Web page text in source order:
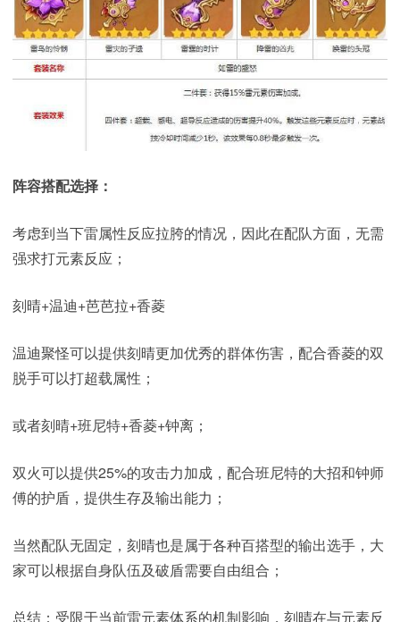
阵容搭配选择：
考虑到当下雷属性反应拉胯的情况，因此在配队方面，无需
强求打元素反应；
刻晴+温迪+芭芭拉+香菱
温迪聚怪可以提供刻晴更加优秀的群体伤害，配合香菱的双
脱手可以打超载属性；
或者刻晴+班尼特+香菱+钟离；
双火可以提供25%的攻击力加成，配合班尼特的大招和钟师
傅的护盾，提供生存及输出能力；
当然配队无固定，刻晴也是属于各种百搭型的输出选手，大
家可以根据自身队伍及破盾需要自由组合；
总结：受限于当前雷元素体系的机制影响，刻晴在与元素反